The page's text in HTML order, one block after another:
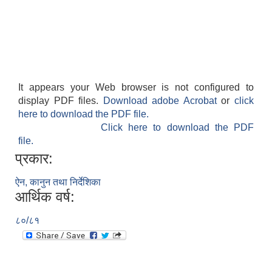
It appears your Web browser is not configured to
display PDF files.
Download adobe Acrobatorclick
here to download the PDF file.
Click here to download the PDF
file.
प्रकार:
ऐन, कानुन तथा निर्देशिका
आर्थिक वर्ष:
८०/८१